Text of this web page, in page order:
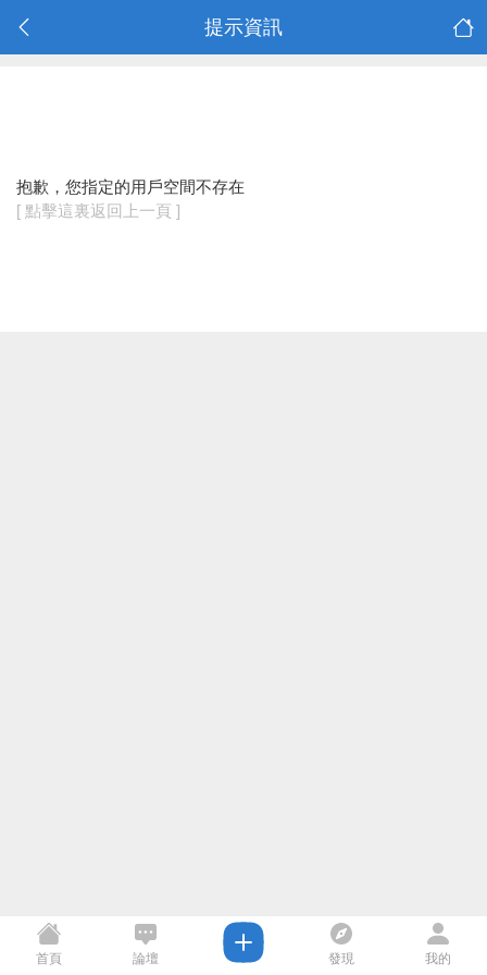
提示資訊
抱歉，您指定的用戶空間不存在
[ 點擊這裏返回上一頁 ]
首頁 論壇 發現 我的